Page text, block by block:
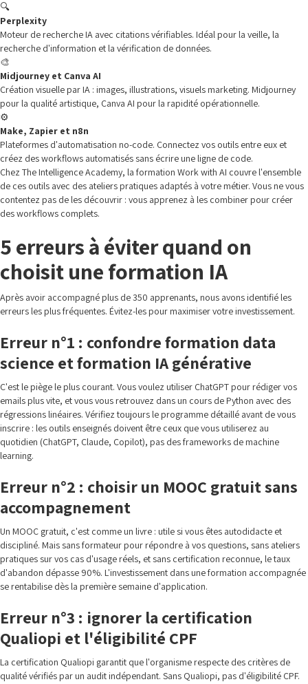
🔍
Perplexity
Moteur de recherche IA avec citations vérifiables. Idéal pour la veille, la
recherche d'information et la vérification de données.
🎨
Midjourney et Canva AI
Création visuelle par IA : images, illustrations, visuels marketing. Midjourney
pour la qualité artistique, Canva AI pour la rapidité opérationnelle.
⚙️
Make, Zapier et n8n
Plateformes d'automatisation no-code. Connectez vos outils entre eux et
créez des workflows automatisés sans écrire une ligne de code.
Chez The Intelligence Academy, la formation Work with AI couvre l'ensemble
de ces outils avec des ateliers pratiques adaptés à votre métier. Vous ne vous
contentez pas de les découvrir : vous apprenez à les combiner pour créer
des workflows complets.
5 erreurs à éviter quand on
choisit une formation IA
Après avoir accompagné plus de 350 apprenants, nous avons identifié les
erreurs les plus fréquentes. Évitez-les pour maximiser votre investissement.
Erreur n°1 : confondre formation data
science et formation IA générative
C'est le piège le plus courant. Vous voulez utiliser ChatGPT pour rédiger vos
emails plus vite, et vous vous retrouvez dans un cours de Python avec des
régressions linéaires. Vérifiez toujours le programme détaillé avant de vous
inscrire : les outils enseignés doivent être ceux que vous utiliserez au
quotidien (ChatGPT, Claude, Copilot), pas des frameworks de machine
learning.
Erreur n°2 : choisir un MOOC gratuit sans
accompagnement
Un MOOC gratuit, c'est comme un livre : utile si vous êtes autodidacte et
discipliné. Mais sans formateur pour répondre à vos questions, sans ateliers
pratiques sur vos cas d'usage réels, et sans certification reconnue, le taux
d'abandon dépasse 90%. L'investissement dans une formation accompagnée
se rentabilise dès la première semaine d'application.
Erreur n°3 : ignorer la certification
Qualiopi et l'éligibilité CPF
La certification Qualiopi garantit que l'organisme respecte des critères de
qualité vérifiés par un audit indépendant. Sans Qualiopi, pas d'éligibilité CPF.